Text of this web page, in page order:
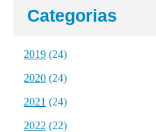
Categorias
2019(24)
2020(24)
2021 (24)
2022 (22)